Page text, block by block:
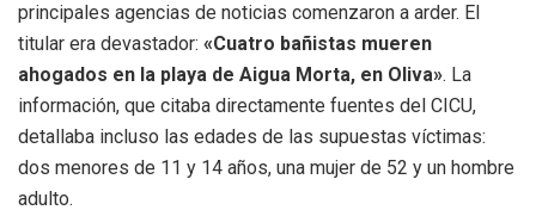
principales agencias de noticias comenzaron a arder. El
titular era devastador: «Cuatro bañistas mueren
ahogados en la playa de Aigua Morta, en Oliva». La
información, que citaba directamente fuentes del CICU,
detallaba incluso las edades de las supuestas víctimas:
dos menores de 11 y 14 años, una mujer de 52 y un hombre
adulto.